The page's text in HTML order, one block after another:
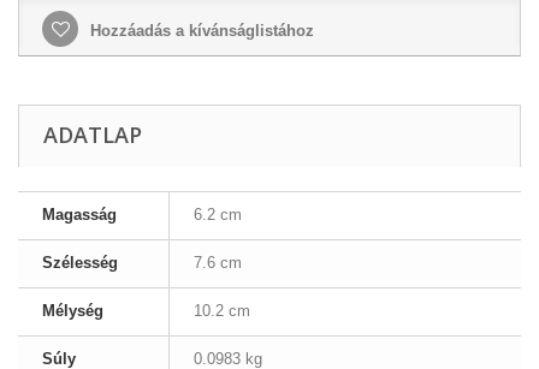
Hozzáadás a kívánságlistához
ADATLAP
Magasság 6.2 cm
Szélesség 7.6 cm
Mélység 10.2 cm
Súly 0.0983 kg